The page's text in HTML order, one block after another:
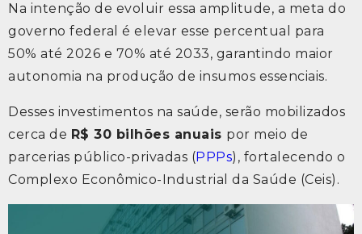
Na intenção de evoluir essa amplitude, a meta do
governo federal é elevar esse percentual para
50% até 2026 e 70% até 2033, garantindo maior
autonomia na produção de insumos essenciais.
Desses investimentos na saúde, serão mobilizados
cerca de R$ 30 bilhões anuais por meio de
parcerias público-privadas (PPPs), fortalecendo o
Complexo Econômico-Industrial da Saúde (Ceis).